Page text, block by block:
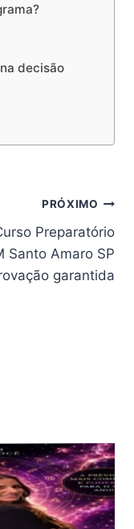
decisão
PRÓXIMO
Preparatório
Santo Amaro SP
garantida